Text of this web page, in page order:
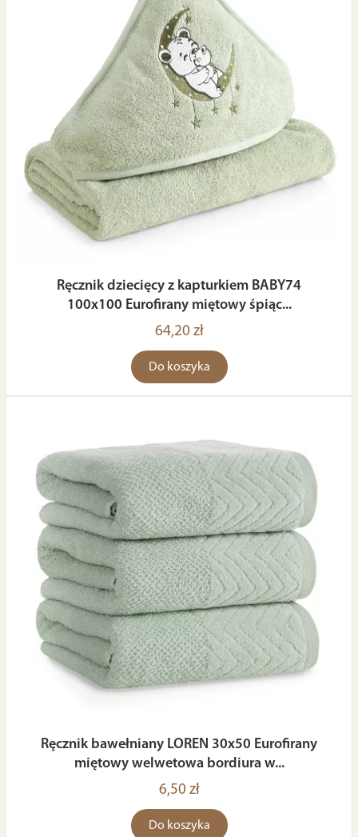
Ręcznik dziecięcy z kapturkiem BABY74
100x100 Eurofirany miętowy śpiąc...
64,20 zł
Do koszyka
Ręcznik bawełniany LOREN 30x50 Eurofirany
miętowy welwetowa bordiura w...
6,50 zł
Do koszyka